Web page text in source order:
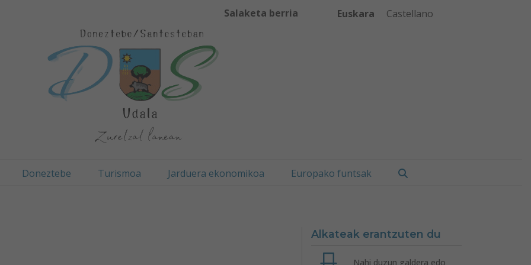
Salaketa berria Euskara Castellano
Doneztebe Turismoa Jarduera ekonomikoa Europako funtsak
Alkateak erantzuten du
Nahi duzun galdera edo